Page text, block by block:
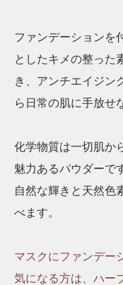
ファンデーションを
としたキメの整った
き、アンチエイジン
ら日常の肌に手放せ
化学物質は一切肌か
魅力あるパウダーで
自然な輝きと天然色
べます。
マスクにファンデー
気になる方は、ハー